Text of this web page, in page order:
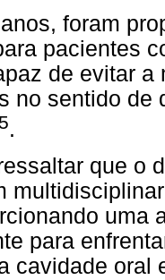
foram
pacientes
de evitar
no sentido de
.
que o
uma
para
cavidade oral